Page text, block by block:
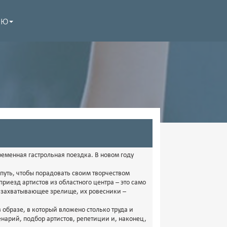
гастрольная поездка. В новом году
чтобы порадовать своим творчеством
артистов из областного центра – это само
зрелище, их ровесники –
в который вложено столько труда и
подбор артистов, репетиции и, наконец,